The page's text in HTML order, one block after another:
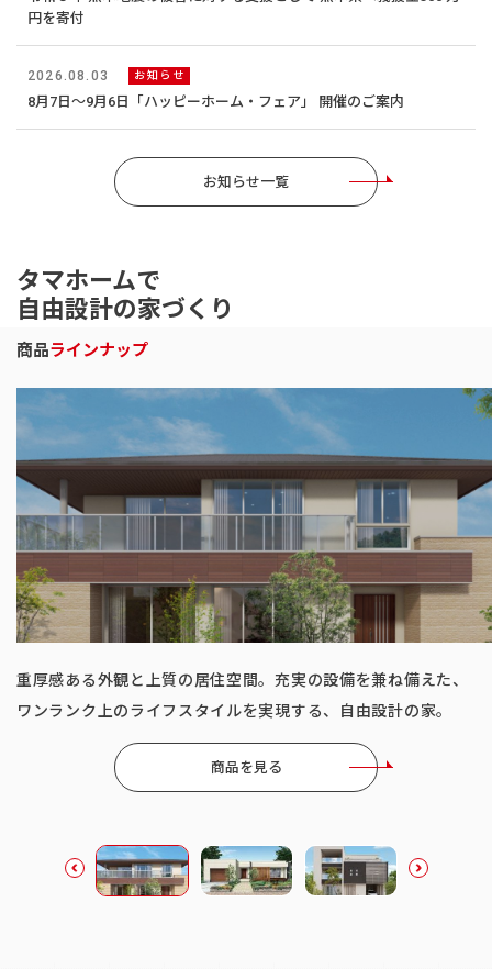
円を寄付
2026.08.03 お知らせ
8月7日～9月6日「ハッピーホーム・フェア」 開催のご案内
お知らせ一覧
タマホームで
自由設計の家づくり
商品ラインナップ
ベストセラー商品
重厚感ある外観と上質の居住空間。充実の設備を兼ね備えた、
ワンランク上のライフスタイルを実現する、自由設計の家。
商品を見る
ご家族の気配をいつも身近に感じられる、ワンフロアの住ま
い。楽器の演奏など趣味にも活かせるインナーガレージ付き。
商品を見る